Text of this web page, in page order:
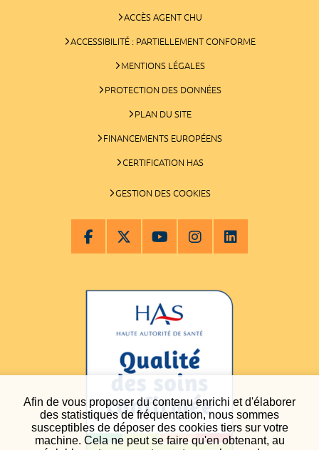
Afin de vous proposer du contenu enrichi et d'élaborer
des statistiques de fréquentation, nous sommes
susceptibles de déposer des cookies tiers sur votre
machine. Cela ne peut se faire qu'en obtenant, au
ACCÈS AGENT CHU
ACCESSIBILITÉ : PARTIELLEMENT CONFORME
MENTIONS LÉGALES
PROTECTION DES DONNÉES
PLAN DU SITE
FINANCEMENTS EUROPÉENS
CERTIFICATION HAS
GESTION DES COOKIES